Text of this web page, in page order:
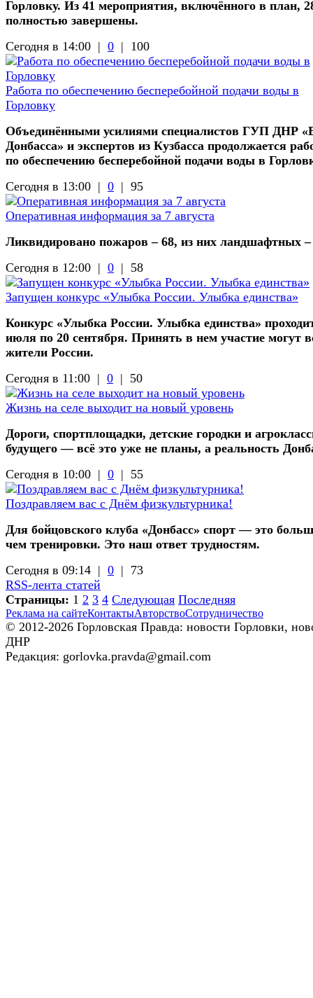
Горловку. Из 41 мероприятия, включённого в план,
полностью завершены.
Сегодня в 14:00 | 0 | 100
Работа по обеспечению бесперебойной подачи воды в
Горловку
Объединёнными усилиями специалистов ГУП ДНР
Донбасса» и экспертов из Кузбасса продолжается
по обеспечению бесперебойной подачи воды в
Сегодня в 13:00 | 0 | 95
Оперативная информация за 7 августа
Ликвидировано пожаров – 68, из них ландшафтных –
Сегодня в 12:00 | 0 | 58
Запущен конкурс «Улыбка России. Улыбка единства»
Конкурс «Улыбка России. Улыбка единства»
июля по 20 сентября. Принять в нем участие могут
жители России.
Сегодня в 11:00 | 0 | 50
Жизнь на селе выходит на новый уровень
Дороги, спортплощадки, детские городки и
будущего — всё это уже не планы, а реальность
Сегодня в 10:00 | 0 | 55
Поздравляем вас с Днём физкультурника!
Для бойцовского клуба «Донбасс» спорт — это
чем тренировки. Это наш ответ трудностям.
Сегодня в 09:14 | 0 | 73
RSS-лента статей
Страницы: 1 2 3 4 Следующая Последняя
Реклама на сайтеКонтактыАвторствоСотрудничество
© 2012-2026 Горловская Правда: новости Горловки,
ДНР
Редакция: gorlovka.pravda@gmail.com